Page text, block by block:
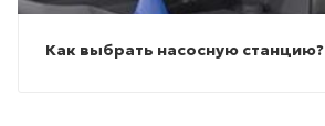
Как выбрать насосную станцию?